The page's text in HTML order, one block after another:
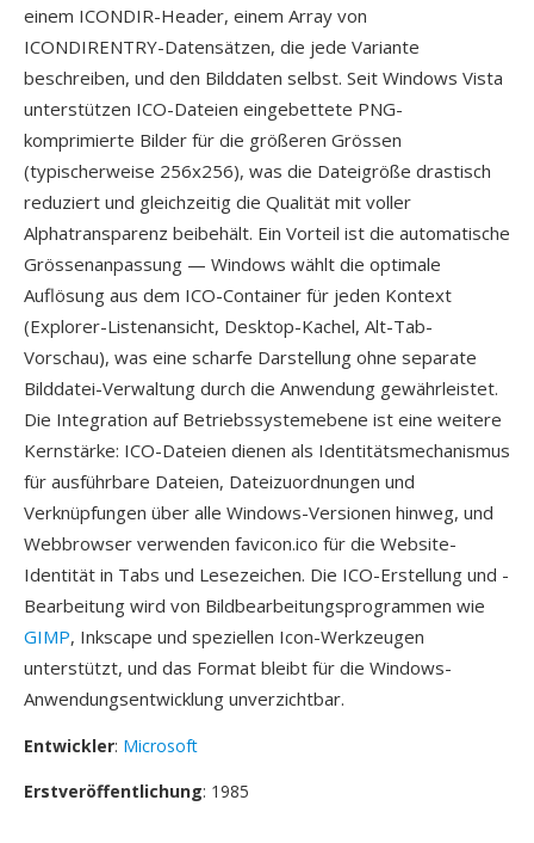
einem ICONDIR-Header, einem Array von
ICONDIRENTRY-Datensätzen, die jede Variante
beschreiben, und den Bilddaten selbst. Seit Windows Vista
unterstützen ICO-Dateien eingebettete PNG-
komprimierte Bilder für die größeren Grössen
(typischerweise 256x256), was die Dateigröße drastisch
reduziert und gleichzeitig die Qualität mit voller
Alphatransparenz beibehält. Ein Vorteil ist die automatische
Grössenanpassung — Windows wählt die optimale
Auflösung aus dem ICO-Container für jeden Kontext
(Explorer-Listenansicht, Desktop-Kachel, Alt-Tab-
Vorschau), was eine scharfe Darstellung ohne separate
Bilddatei-Verwaltung durch die Anwendung gewährleistet.
Die Integration auf Betriebssystemebene ist eine weitere
Kernstärke: ICO-Dateien dienen als Identitätsmechanismus
für ausführbare Dateien, Dateizuordnungen und
Verknüpfungen über alle Windows-Versionen hinweg, und
Webbrowser verwenden favicon.ico für die Website-
Identität in Tabs und Lesezeichen. Die ICO-Erstellung und -
Bearbeitung wird von Bildbearbeitungsprogrammen wie
GIMP, Inkscape und speziellen Icon-Werkzeugen
unterstützt, und das Format bleibt für die Windows-
Anwendungsentwicklung unverzichtbar.
Entwickler: Microsoft
Erstveröffentlichung: 1985